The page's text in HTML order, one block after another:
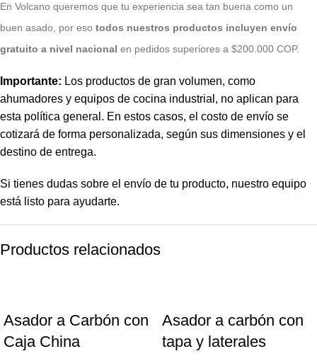
En Volcano queremos que tu experiencia sea tan buena como un
buen asado, por eso todos nuestros productos incluyen envío
gratuito a nivel nacional en pedidos superiores a $200.000 COP.
Importante: Los productos de gran volumen, como
ahumadores y equipos de cocina industrial, no aplican para
esta política general. En estos casos, el costo de envío se
cotizará de forma personalizada, según sus dimensiones y el
destino de entrega.
Si tienes dudas sobre el envío de tu producto, nuestro equipo
está listo para ayudarte.
Productos relacionados
Asador a Carbón con
Caja China
Asador a carbón con
tapa y laterales